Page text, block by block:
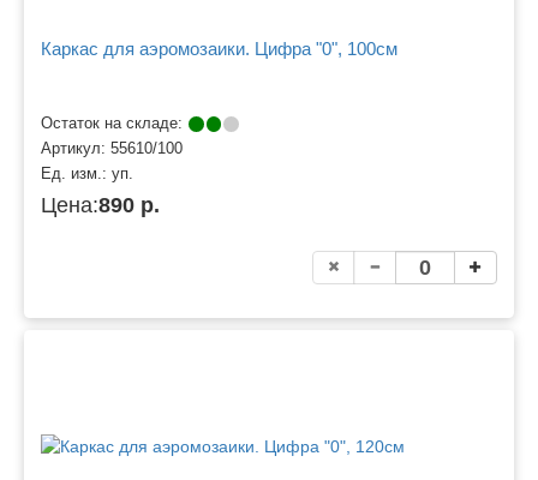
Каркас для аэромозаики. Цифра "0", 100см
Остаток на складе:
Артикул: 55610/100
Ед. изм.: уп.
Цена:890 р.